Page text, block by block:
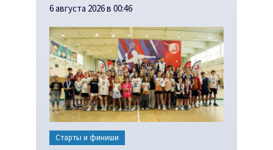
6 августа 2026 в 00:46
Старты и финиши